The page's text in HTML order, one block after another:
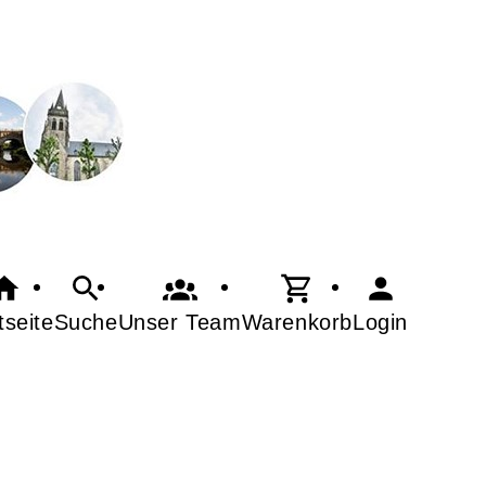
Suche WarenkorbLogin